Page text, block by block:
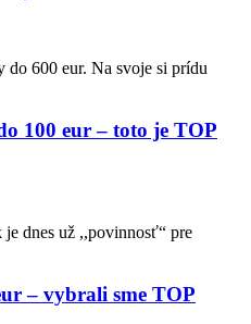
do 600 eur. Na svoje si prídu
100 eur – toto je TOP
dnes už ,,povinnosť“ pre
– vybrali sme TOP